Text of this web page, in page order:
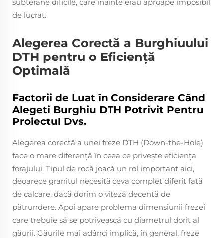
subterane dificile, care înainte erau aproape imposibil
de lucrat.
Alegerea Corectă a Burghiuului
DTH pentru o Eficiență
Optimală
Factorii de Luat în Considerare Când
Alegeti Burghiu DTH Potrivit Pentru
Proiectul Dvs.
Alegerea corectă a unei freze DTH (Down-the-Hole)
face o mare diferență în ceea ce privește eficiența
forajului. Tipul de rocă joacă un rol important aici,
deoarece granitul necesită ceva complet diferit față
de calcare, dacă dorim o viteză decentă de
pătrundere. Apoi apare problema dimensiunii frezei
care trebuie să se potrivească cu diametrul dorit al
găurii. Găurile mai adânci implică, în general, freze